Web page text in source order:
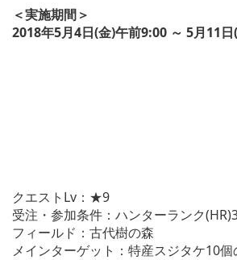
＜実施期間＞
2018年5月4日(金)午前9:00 ～ 5月11
クエストLv：★9
受注・参加条件：ハンターランク
フィールド：古代樹の森
メインターゲット：特産スジタケ10個